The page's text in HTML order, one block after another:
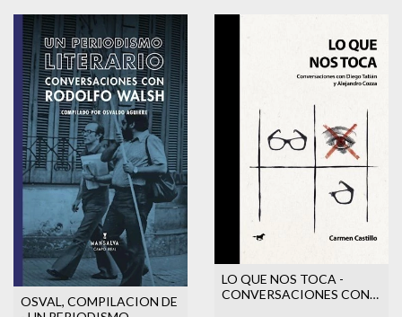
OSVAL, COMPILACION DE
LO QUE NOS TOCA -
CONVERSACIONES CON